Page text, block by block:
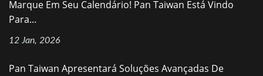
Marque Em Seu Calendário! Pan Taiwan Está Vindo
Para...
12 Jan, 2026
Pan Taiwan Apresentará Soluções Avançadas De